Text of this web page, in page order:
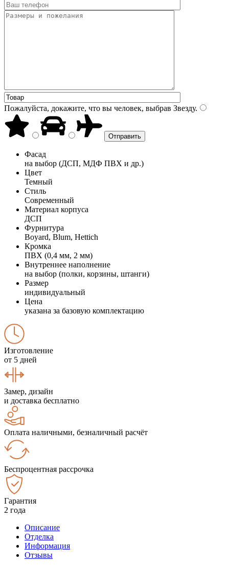
Пожалуйста, докажите, что вы человек, выбрав Звезду.
Фасад
на выбор (ДСП, МДФ ПВХ и др.)
Цвет
Темный
Стиль
Современный
Материал корпуса
ДСП
Фурнитура
Boyard, Blum, Hettich
Кромка
ПВХ (0,4 мм, 2 мм)
Внутреннее наполнение
на выбор (полки, корзины, штанги)
Размер
индивидуальный
Цена
указана за базовую комплектацию
Изготовление
от 5 дней
Замер, дизайн
и доставка бесплатно
Оплата наличными, безналичный расчёт
Беспроцентная рассрочка
Гарантия
2 года
Описание
Отделка
Информация
Отзывы